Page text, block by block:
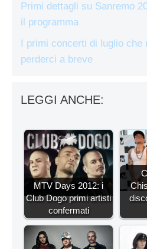
Primi dettagli su Sanremo
il programma
I primi concerti di luglio che
perderci a breve
LEGGI ANCHE:
MTV Days 2012: i
Club Dogo primi artisti
confermati